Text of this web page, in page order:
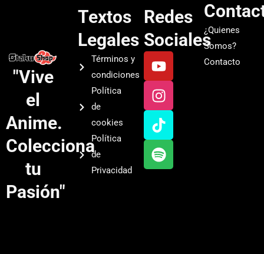
"Vive
el
Anime.
Colecciona
tu
Pasión"
Textos
Legales
Términos y
condiciones
Política
de
cookies
Política
de
Privacidad
Redes
Sociales
Y
o
u
t
u
b
e
I
n
s
t
a
g
r
a
T
i
k
t
o
k
S
p
o
t
i
f
y
¿Quienes
Somos?
Contacto